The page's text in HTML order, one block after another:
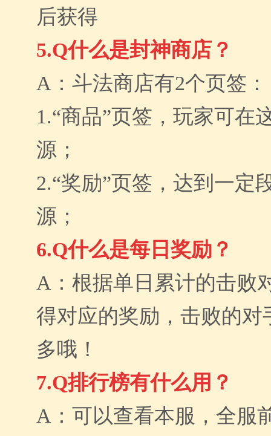
后获得
5.Q什么是封神商店？
A：斗法商店有2个页签：
1.“商品”页签，玩家可在
源；
2.“奖励”页签，达到一定
源；
6.Q什么是每日奖励？
A：根据单日累计的击败
得对应的奖励，击败的对
多哦！
7.Q排行榜有什么用？
A：可以查看本服，全服